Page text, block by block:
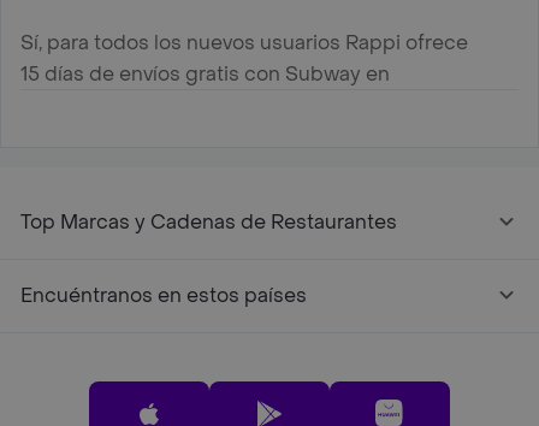
Sí, para todos los nuevos usuarios Rappi ofrece
15 días de envíos gratis con Subway en
Top Marcas y Cadenas de Restaurantes
Encuéntranos en estos países